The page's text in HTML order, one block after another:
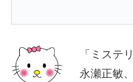
「ミステ
永瀬正敏